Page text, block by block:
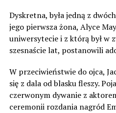
Dyskretna, była jedną z
jego pierwsza żona, Alyce
uniwersytecie i z którą był w
szesnaście lat, postanowili
W przeciwieństwie do ojca,
się z dala od blasku fleszy.
czerwonym dywanie z
ceremonii rozdania nagród